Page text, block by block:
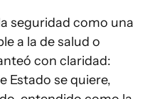
seguridad como una
a la de salud o
con claridad:
Estado se quiere,